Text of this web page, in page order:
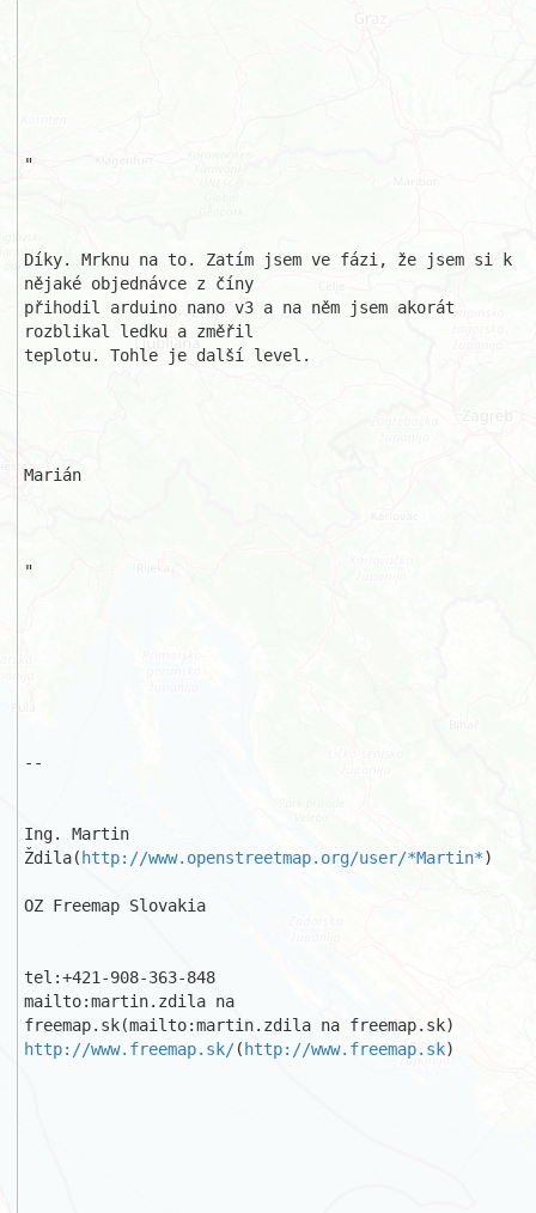
"
Díky. Mrknu na to. Zatím jsem ve fázi, že jsem si k
nějaké objednávce z číny
přihodil arduino nano v3 a na něm jsem akorát
rozblikal ledku a změřil
teplotu. Tohle je další level.
Marián
"
--
Ing. Martin
Ždila( http://www.openstreetmap.org/user/*Martin*)
OZ Freemap Slovakia
tel:+421-908-363-848
mailto:martin.zdila na
http://www.freemap.sk/( http://www.freemap.sk)